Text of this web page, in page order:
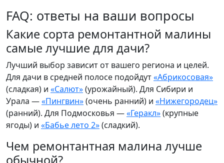
FAQ: ответы на ваши вопросы
Какие сорта ремонтантной малины
самые лучшие для дачи?
Лучший выбор зависит от вашего региона и целей.
Для дачи в средней полосе подойдут«Абрикосовая»
(сладкая) и «Салют»(урожайный). Для Сибири и
Урала —«Пингвин»(очень ранний) и «Нижегородец»
(ранний). Для Подмосковья —«Геракл»(крупные
ягоды) и «Бабье лето 2»(сладкий).
Чем ремонтантная малина лучше